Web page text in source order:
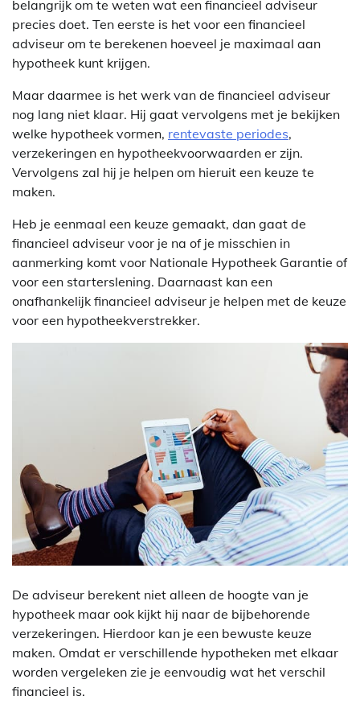
belangrijk om te weten wat een financieel adviseur
precies doet. Ten eerste is het voor een financieel
adviseur om te berekenen hoeveel je maximaal aan
hypotheek kunt krijgen.
Maar daarmee is het werk van de financieel adviseur
nog lang niet klaar. Hij gaat vervolgens met je bekijken
welke hypotheek vormen, rentevaste periodes,
verzekeringen en hypotheekvoorwaarden er zijn.
Vervolgens zal hij je helpen om hieruit een keuze te
maken.
Heb je eenmaal een keuze gemaakt, dan gaat de
financieel adviseur voor je na of je misschien in
aanmerking komt voor Nationale Hypotheek Garantie of
voor een starterslening. Daarnaast kan een
onafhankelijk financieel adviseur je helpen met de keuze
voor een hypotheekverstrekker.
De adviseur berekent niet alleen de hoogte van je
hypotheek maar ook kijkt hij naar de bijbehorende
verzekeringen. Hierdoor kan je een bewuste keuze
maken. Omdat er verschillende hypotheken met elkaar
worden vergeleken zie je eenvoudig wat het verschil
financieel is.